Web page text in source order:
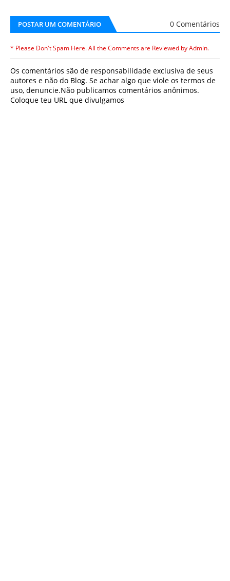
POSTAR UM COMENTÁRIO 0 Comentários
* Please Don't Spam Here. All the Comments are Reviewed by Admin.
Os comentários são de responsabilidade exclusiva de seus
autores e não do Blog. Se achar algo que viole os termos de
uso, denuncie.Não publicamos comentários anônimos.
Coloque teu URL que divulgamos